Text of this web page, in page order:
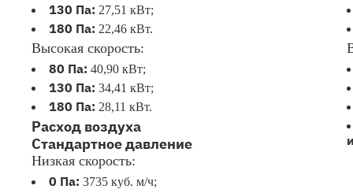
130 Па: 27,51 кВт;
180 Па: 22,46 кВт.
Высокая скорость:
80 Па: 40,90 кВт;
130 Па: 34,41 кВт;
180 Па: 28,11 кВт.
Расход воздуха
Стандартное давление
Низкая скорость:
0 Па: 3735 куб. м/ч;